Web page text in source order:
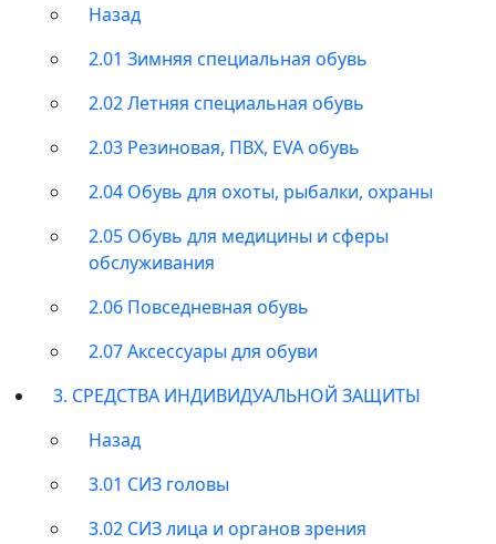
Назад
2.01 Зимняя специальная обувь
2.02 Летняя специальная обувь
2.03 Резиновая, ПВХ, EVA обувь
2.04 Обувь для охоты, рыбалки, охраны
2.05 Обувь для медицины и сферы
обслуживания
2.06 Повседневная обувь
2.07 Аксессуары для обуви
3. СРЕДСТВА ИНДИВИДУАЛЬНОЙ ЗАЩИТЫ
Назад
3.01 СИЗ головы
3.02 СИЗ лица и органов зрения